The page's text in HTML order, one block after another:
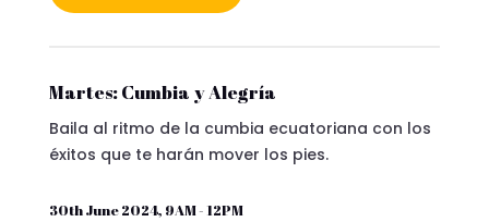
Martes: Cumbia y Alegría
Baila al ritmo de la cumbia ecuatoriana con los
éxitos que te harán mover los pies.
30th June 2024, 9AM - 12PM